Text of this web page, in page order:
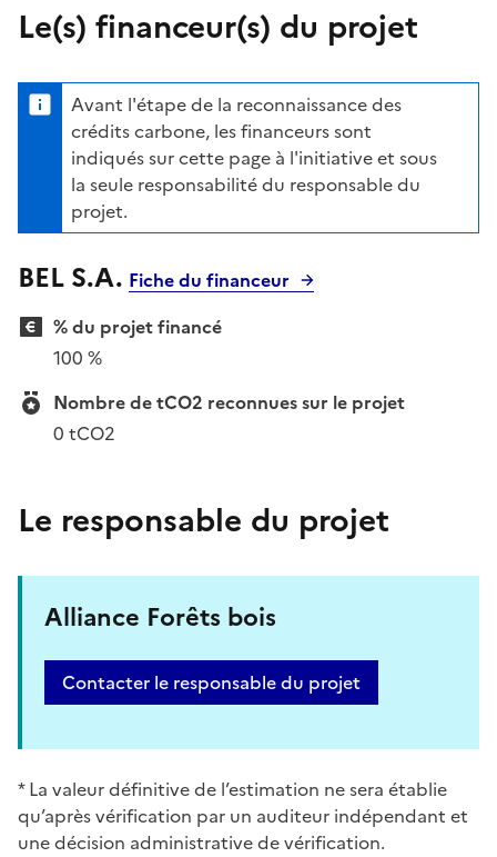
Le(s) financeur(s) du projet
Avant l'étape de la reconnaissance des
crédits carbone, les financeurs sont
indiqués sur cette page à l'initiative et sous
la seule responsabilité du responsable du
projet.
BEL S.A. Fiche du financeur
% du projet financé
100 %
Nombre de tCO2 reconnues sur le projet
0 tCO2
Le responsable du projet
Alliance Forêts bois
Contacter le responsable du projet
* La valeur définitive de l’estimation ne sera établie
qu’après vérification par un auditeur indépendant et
une décision administrative de vérification.